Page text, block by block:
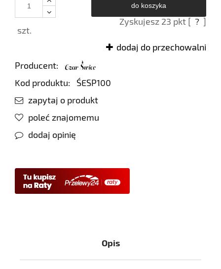
szt.
do koszyka
Zyskujesz 23 pkt [ ? ]
dodaj do przechowalni
Producent:
Kod produktu:
ŚESP100
zapytaj o produkt
poleć znajomemu
dodaj opinię
Opis